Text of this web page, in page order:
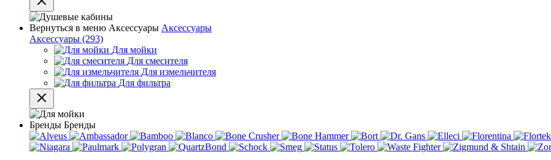
Вернуться в меню Аксессуары Аксессуары
Аксессуары (293)
Для мойки
Для смесителя
Для измельчителя
Для фильтра
Бренды Бренды